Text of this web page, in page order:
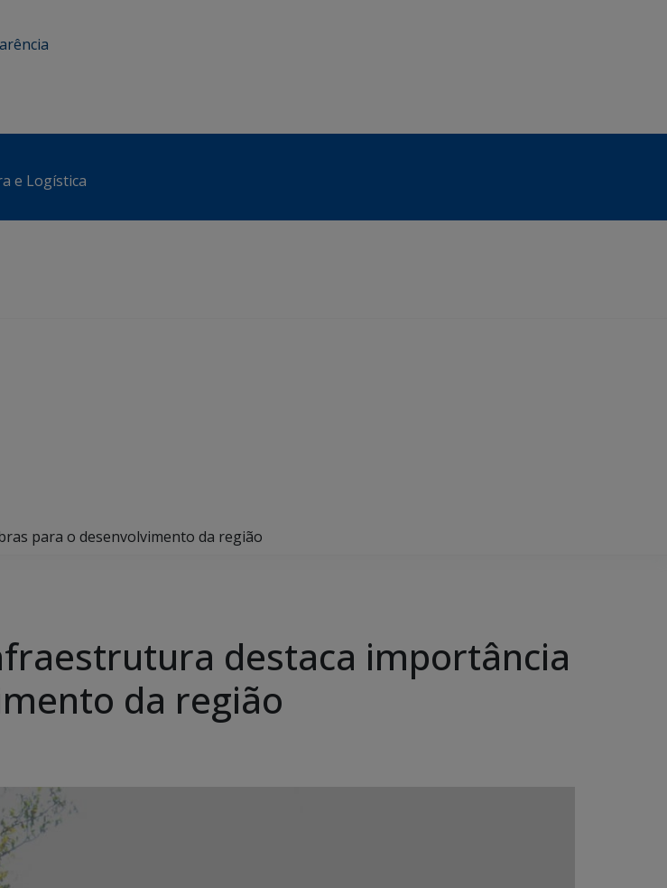
e Logística
para o desenvolvimento da região
destaca importância
da região